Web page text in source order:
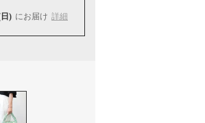
) にお届け 詳細